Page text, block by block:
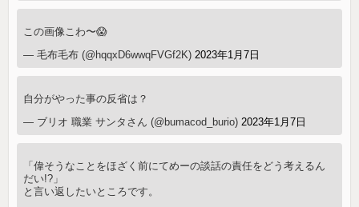
この画像こわ〜😱
— 毛布毛布 (@hqqxD6wwqFVGf2K) 2023年1月7日
自分がやった事の反省は？
— ブリオ 職業 サンタさん (@bumacod_burio) 2023年1月7日
「偉そうなことをほざく前にてめーの談話の責任をどう考えるん
だい!?」
と言い返したいところです。